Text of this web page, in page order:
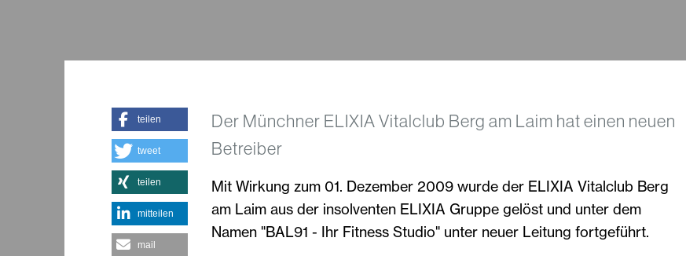
Der Münchner ELIXIA Vitalclub Berg am Laim hat einen neuen
Betreiber
Mit Wirkung zum 01. Dezember 2009 wurde der ELIXIA Vitalclub Berg
am Laim aus der insolventen ELIXIA Gruppe gelöst und unter dem
Namen "BAL91 - Ihr Fitness Studio" unter neuer Leitung fortgeführt.
teilen
tweet
teilen
mitteilen
mail